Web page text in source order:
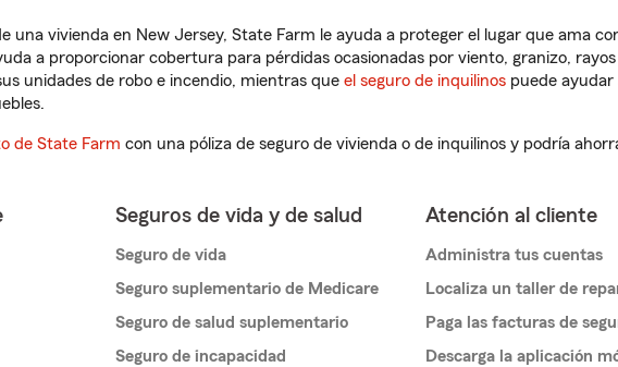
una vivienda en New Jersey, State Farm le ayuda a proteger el lugar que ama
a proporcionar cobertura para pérdidas ocasionadas por viento, granizo,
unidades de robo e incendio, mientras que el seguro de inquilinos puede
de State Farm con una póliza de seguro de vivienda o de inquilinos y podría
Seguros de vida y de salud
Seguro de vida
Seguro suplementario de Medicare
Seguro de salud suplementario
Seguro de incapacidad
Atención al cliente
Administra tus cuentas
Localiza un taller de
Paga las facturas de
Descarga la aplicación